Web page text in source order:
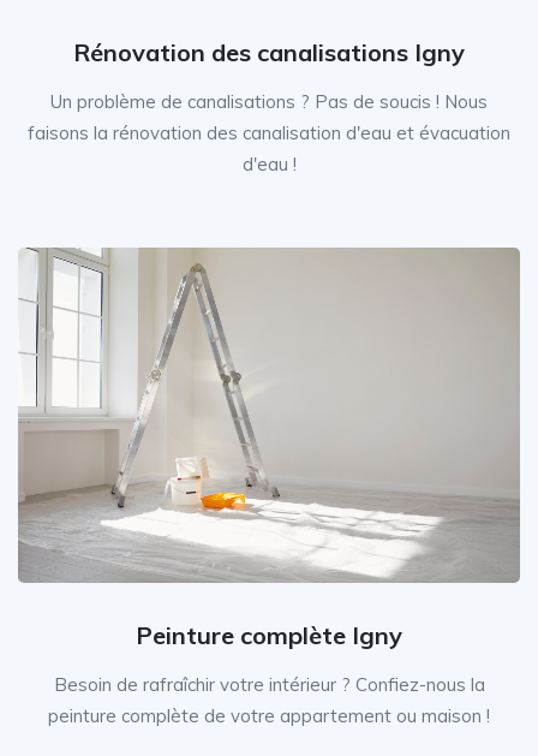
Rénovation des canalisations Igny
Un problème de canalisations ? Pas de soucis ! Nous
faisons la rénovation des canalisation d'eau et évacuation
d'eau !
Peinture complète Igny
Besoin de rafraîchir votre intérieur ? Confiez-nous la
peinture complète de votre appartement ou maison !